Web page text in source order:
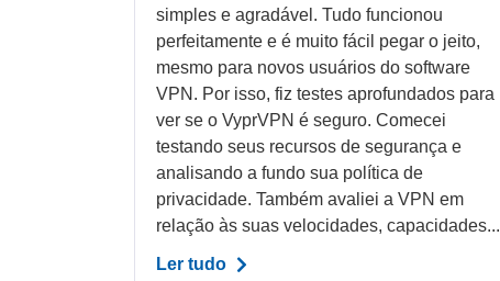
simples e agradável. Tudo funcionou
perfeitamente e é muito fácil pegar o jeito,
mesmo para novos usuários do software
VPN. Por isso, fiz testes aprofundados para
ver se o VyprVPN é seguro. Comecei
testando seus recursos de segurança e
analisando a fundo sua política de
privacidade. Também avaliei a VPN em
relação às suas velocidades, capacidades...
Ler tudo